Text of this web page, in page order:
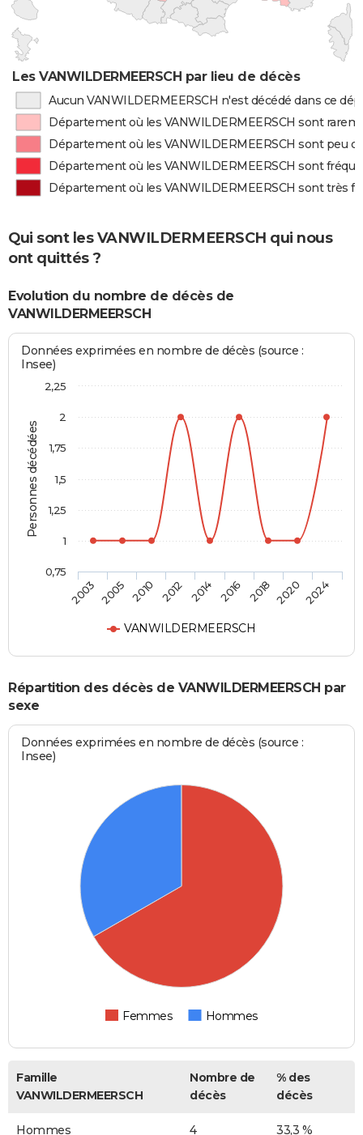
Les VANWILDERMEERSCH par lieu de décès
Aucun VANWILDERMEERSCH n'est décédé dans ce
Département où les VANWILDERMEERSCH sont
Département où les VANWILDERMEERSCH sont peu
Département où les VANWILDERMEERSCH sont
Département où les VANWILDERMEERSCH sont très
Qui sont les VANWILDERMEERSCH qui nous
ont quittés ?
Evolution du nombre de décès de
VANWILDERMEERSCH
Personnes décédées
Données exprimées en nombre de décès (source :
Insee)
VANWILDERMEERSCH
2003 2005 2010 2012 2014 2016 2018 2020 2024
0,75
1
1,25
1,5
1,75
2
2,25
Répartition des décès de VANWILDERMEERSCH par
sexe
Données exprimées en nombre de décès (source :
Insee)
Femmes Hommes
Famille
VANWILDERMEERSCH
Nombre de
décès
% des
décès
Hommes 4 33,3 %